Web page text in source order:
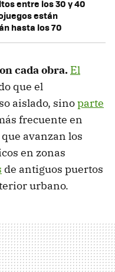
entre los 30 y 40
están
hasta los 70
cada obra. El
que el
aislado, sinoparte
frecuente en
avanzan los
en zonas
de antiguos puertos
urbano.